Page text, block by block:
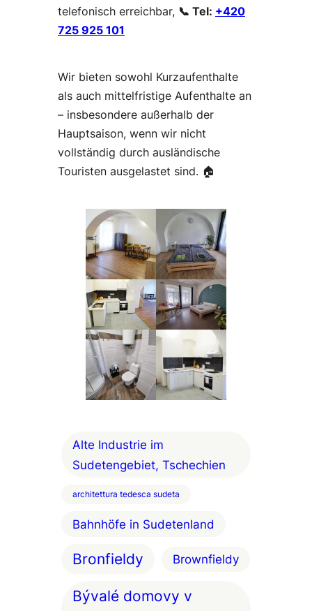
telefonisch erreichbar, 📞 Tel: +420
725 925 101
Wir bieten sowohl Kurzaufenthalte
als auch mittelfristige Aufenthalte an
– insbesondere außerhalb der
Hauptsaison, wenn wir nicht
vollständig durch ausländische
Touristen ausgelastet sind. 🏠
Alte Industrie im
Sudetengebiet, Tschechien
architettura tedesca sudeta
Bahnhöfe in Sudetenland
Bronfieldy Brownfieldy
Bývalé domovy v